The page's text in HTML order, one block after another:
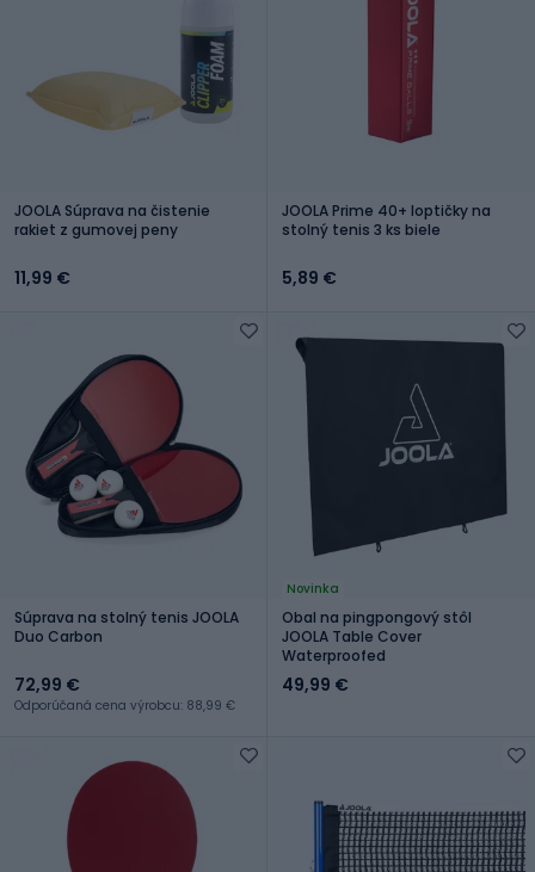
JOOLA Súprava na čistenie
rakiet z gumovej peny
11,99 €
JOOLA Prime 40+ loptičky na
stolný tenis 3 ks biele
5,89 €
Súprava na stolný tenis JOOLA
Duo Carbon
72,99 €
Odporúčaná cena výrobcu: 88,99 €
Novinka
Obal na pingpongový stôl
JOOLA Table Cover
Waterproofed
49,99 €